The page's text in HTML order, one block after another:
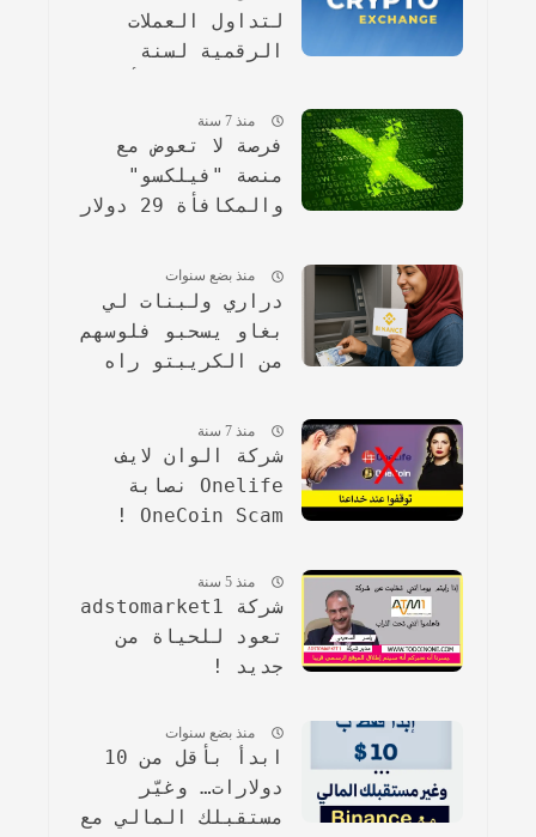
لتداول العملات
الرقمية لسنة
بيانية مقارنة).
منذ 7 سنة
فرصة لا تعوض مع
منصة "فيلكسو"
والمكافأة 29 دولار
منذ بضع سنوات
دراري ولبنات لي
بغاو يسحبو فلوسهم
من الكريبتو راه
ماهلة
منذ 7 سنة
شركة الوان لايف
Onelife نصابة
OneCoin Scam !
منذ 5 سنة
شركة adstomarket1
تعود للحياة من
جديد !
منذ بضع سنوات
ابدأ بأقل من 10
دولارات… وغيّر
مستقبلك المالي مع